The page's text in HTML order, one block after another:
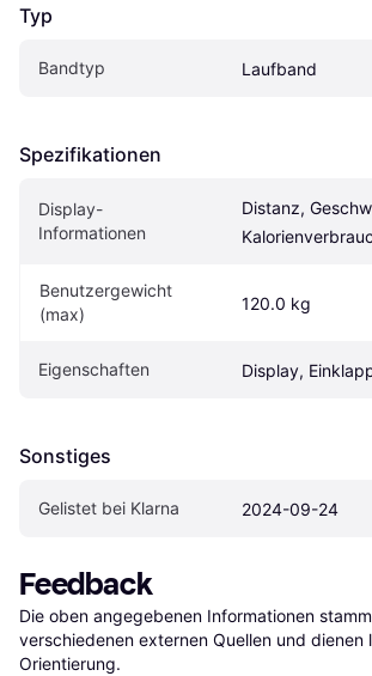
Typ
Bandtyp Laufband
Spezifikationen
Display-
Informationen
Distanz,
Benutzergewicht
(max)
120.0 kg
Eigen­schaften Display,
Sonstiges
Gelistet bei Klarna 2024-09-24
Feedback
Die oben angegebenen Informationen
verschiedenen externen Quellen und dienen
Orientierung.